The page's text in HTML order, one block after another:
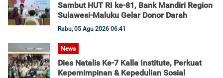
Sambut HUT RI ke-81, Bank Mandiri Region
Sulawesi-Maluku Gelar Donor Darah
Rabu, 05 Agu 2026 06:41
News
Dies Natalis Ke-7 Kalla Institute, Perkuat
Kepemimpinan & Kepedulian Sosial